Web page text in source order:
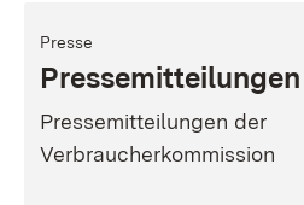
Presse
Pressemitteilungen
Pressemitteilungen der
Verbraucherkommission